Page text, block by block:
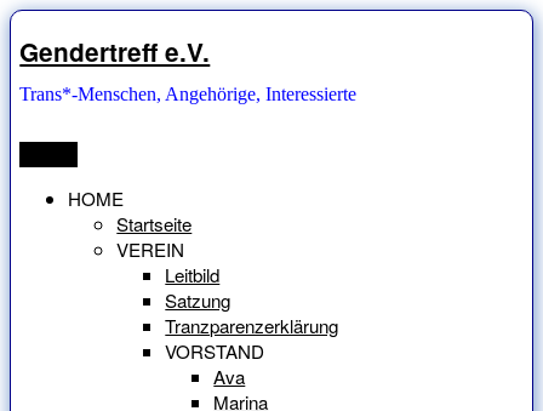
Zum
Inhalt
springen
Gendertreff e.V.
Trans*-Menschen, Angehörige, Interessierte
HOME
Startseite
VEREIN
Leitbild
Satzung
Tranzparenzerklärung
VORSTAND
Ava
Marina